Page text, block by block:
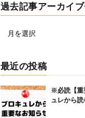
過去記事アーカイ
最近の投稿
※必読【重
ュレから